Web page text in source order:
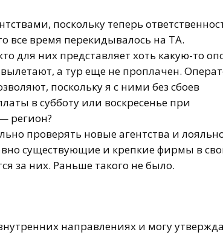
поскольку теперь
все время перекидывалось на ТА.
для них представляет хоть какую-то
а тур еще не проплачен.
поскольку я с ними без сбоев
в субботу или воскресенье при
регион?
проверять новые агентства и
существующие и крепкие фирмы в
за них. Раньше такого не было.
направлениях и могу